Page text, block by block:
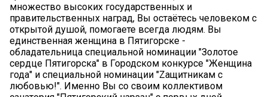
множество высоких государственных и
правительственных наград, Вы остаётесь человеком с
открытой душой, помогаете всегда людям. Вы
единственная женщина в Пятигорске -
обладательница специальной номинации "Золотое
сердце Пятигорска" в Городском конкурсе "Женщина
года" и специальной номинации "Zащитникам с
любовью!". Именно Вы со своим коллективом